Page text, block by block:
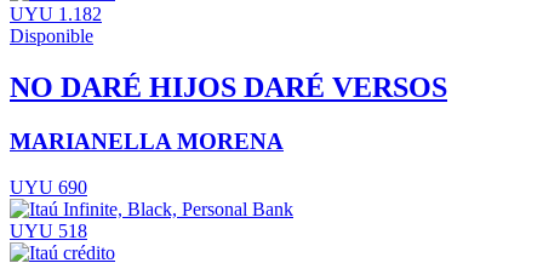
UYU 1.182
Disponible
NO DARÉ HIJOS DARÉ VERSOS
MARIANELLA MORENA
UYU 690
UYU 518